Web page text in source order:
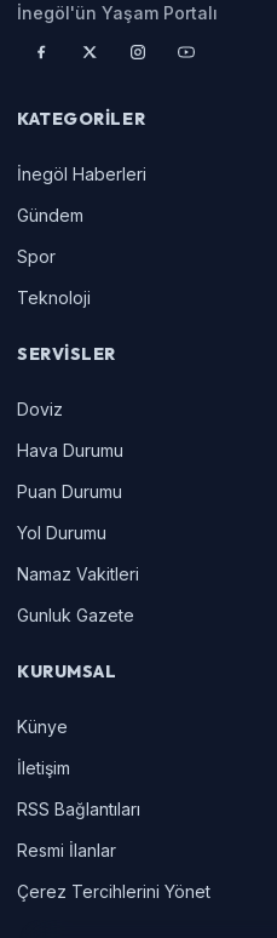
İnegöl'ün Yaşam Portalı
KATEGORILER
İnegöl Haberleri
Gündem
Spor
Teknoloji
SERVISLER
Doviz
Hava Durumu
Puan Durumu
Yol Durumu
Namaz Vakitleri
Gunluk Gazete
KURUMSAL
Künye
İletişim
RSS Bağlantıları
Resmi İlanlar
Çerez Tercihlerini Yönet